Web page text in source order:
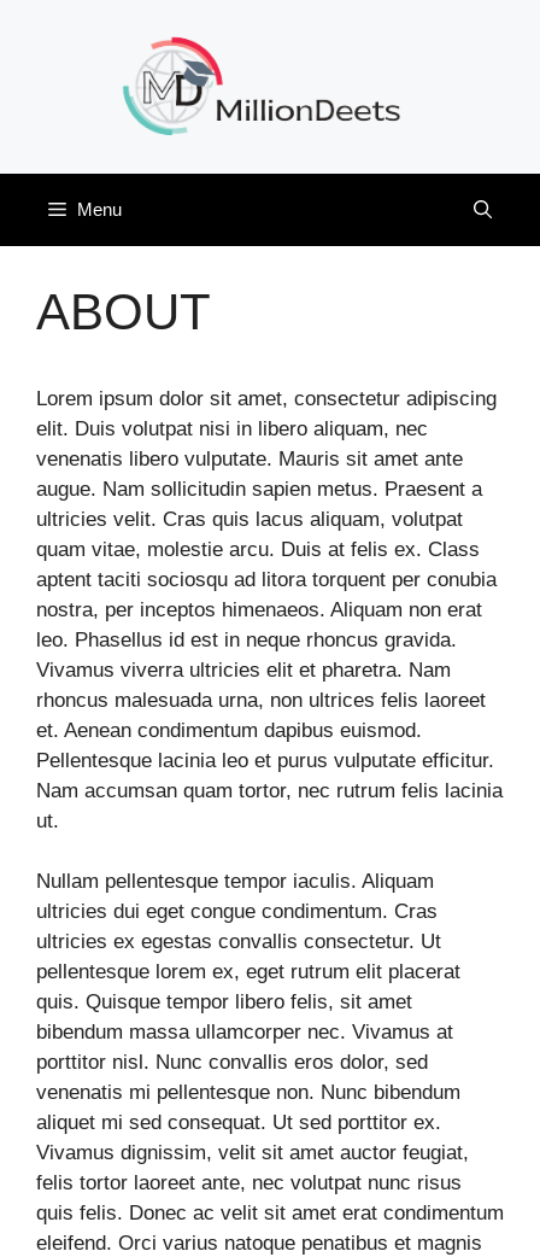
Menu
ABOUT
Lorem ipsum dolor sit amet, consectetur adipiscing
elit. Duis volutpat nisi in libero aliquam, nec
venenatis libero vulputate. Mauris sit amet ante
augue. Nam sollicitudin sapien metus. Praesent a
ultricies velit. Cras quis lacus aliquam, volutpat
quam vitae, molestie arcu. Duis at felis ex. Class
aptent taciti sociosqu ad litora torquent per conubia
nostra, per inceptos himenaeos. Aliquam non erat
leo. Phasellus id est in neque rhoncus gravida.
Vivamus viverra ultricies elit et pharetra. Nam
rhoncus malesuada urna, non ultrices felis laoreet
et. Aenean condimentum dapibus euismod.
Pellentesque lacinia leo et purus vulputate efficitur.
Nam accumsan quam tortor, nec rutrum felis lacinia
ut.
Nullam pellentesque tempor iaculis. Aliquam
ultricies dui eget congue condimentum. Cras
ultricies ex egestas convallis consectetur. Ut
pellentesque lorem ex, eget rutrum elit placerat
quis. Quisque tempor libero felis, sit amet
bibendum massa ullamcorper nec. Vivamus at
porttitor nisl. Nunc convallis eros dolor, sed
venenatis mi pellentesque non. Nunc bibendum
aliquet mi sed consequat. Ut sed porttitor ex.
Vivamus dignissim, velit sit amet auctor feugiat,
felis tortor laoreet ante, nec volutpat nunc risus
quis felis. Donec ac velit sit amet erat condimentum
eleifend. Orci varius natoque penatibus et magnis